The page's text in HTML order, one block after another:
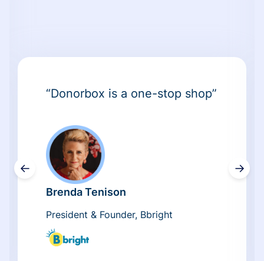
←
“Donorbox is a one-stop shop”
Brenda Tenison
President & Founder, Bbright
→